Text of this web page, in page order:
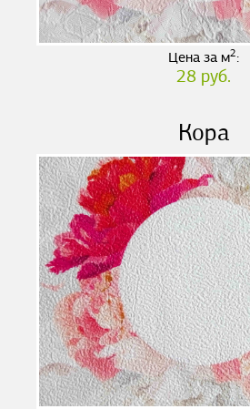
Цена за м2:
28 руб.
Кора